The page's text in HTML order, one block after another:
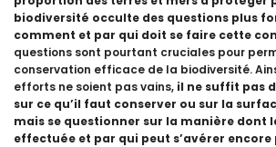
biodiversité occulte des questions plus
comment et par qui doit se faire cette
questions sont pourtant cruciales pour
conservation efficace de la biodiversité.
efforts ne soient pas vains, il ne suffit pas
sur ce qu’il faut conserver ou sur la
mais se questionner sur la manière dont
effectuée et par qui peut s’avérer